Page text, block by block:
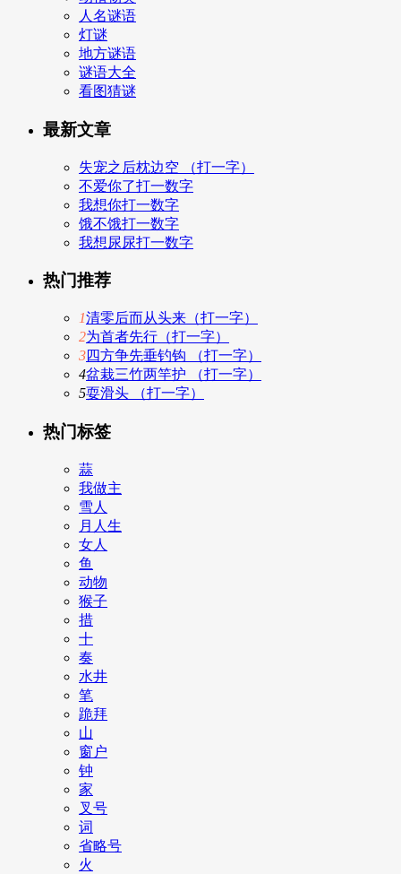
人名谜语
灯谜
地方谜语
谜语大全
看图猜谜
最新文章
失宠之后枕边空 （打一字）
不爱你了打一数字
我想你打一数字
饿不饿打一数字
我想尿尿打一数字
热门推荐
1清零后而从头来（打一字）
2为首者先行（打一字）
3四方争先垂钓钩 （打一字）
4盆栽三竹两竿护 （打一字）
5耍滑头 （打一字）
热门标签
蒜
我做主
雪人
月人生
女人
鱼
动物
猴子
措
十
奏
水井
笔
跪拜
山
窗户
钟
家
叉号
词
省略号
火